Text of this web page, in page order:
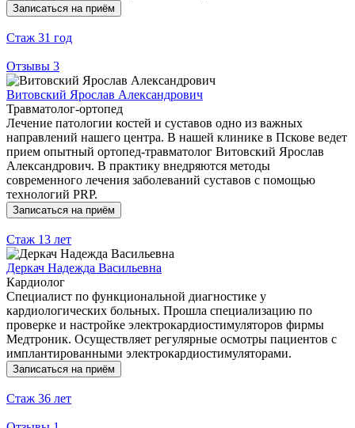
Записаться на приём
Стаж 31 год
Отзывы 3
Витовский Ярослав Александрович
Травматолог-ортопед
Лечение патологии костей и суставов одно из важных
направлений нашего центра. В нашей клинике в Пскове ведет
прием опытный ортопед-травматолог Витовский Ярослав
Александрович. В практику внедряются методы
современного лечения заболеваний суставов с помощью
технологий PRP.
Записаться на приём
Стаж 13 лет
Деркач Надежда Васильевна
Кардиолог
Специалист по функциональной диагностике у
кардиологических больных. Прошла специализацию по
проверке и настройке электрокардиостимуляторов фирмы
Медтроник. Осуществляет регулярные осмотры пациентов с
имплантированными электрокардиостимуляторами.
Записаться на приём
Стаж 36 лет